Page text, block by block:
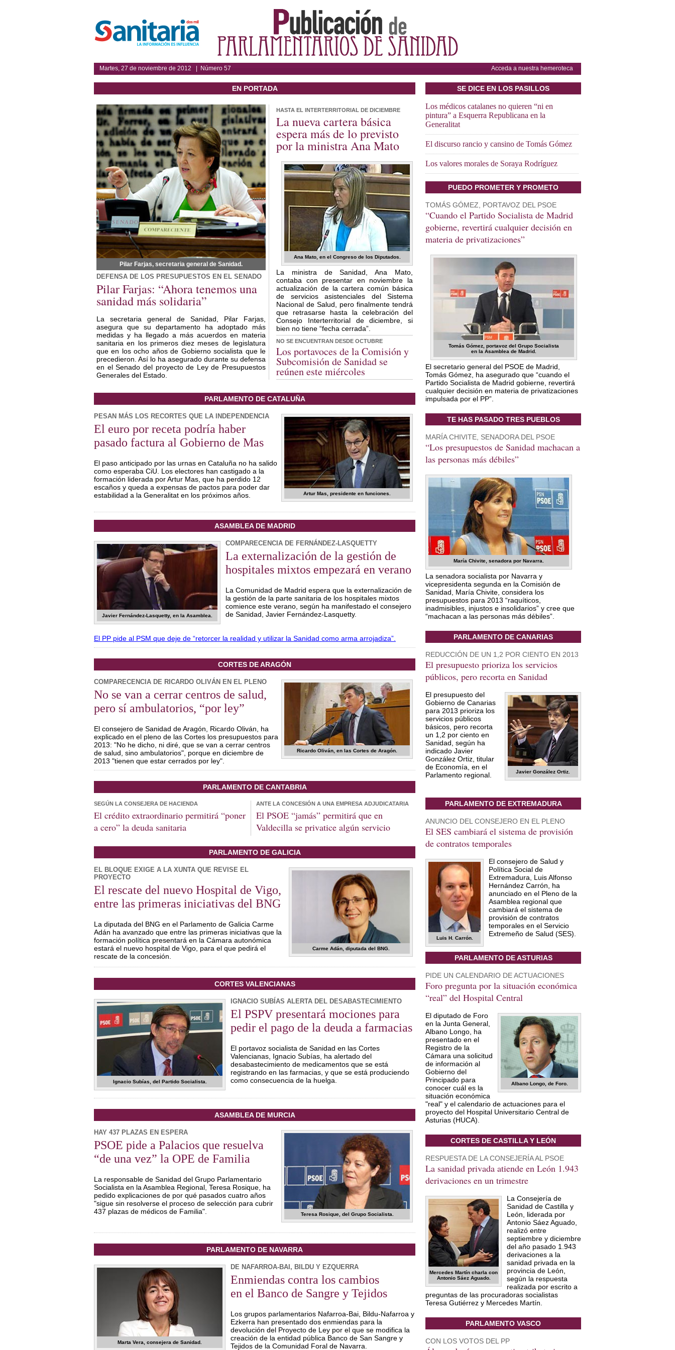
Martes, 27 de noviembre de 2012 | Número 57 Acceda a nuestra hemeroteca
EN PORTADA
Pilar Farjas, secretaria general de Sanidad.
DEFENSA DE LOS PRESUPUESTOS EN EL SENADO
Pilar Farjas: “Ahora tenemos una
sanidad más solidaria”
La secretaria general de Sanidad, Pilar Farjas,
asegura que su departamento ha adoptado más
medidas y ha llegado a más acuerdos en materia
sanitaria en los primeros diez meses de legislatura
que en los ocho años de Gobierno socialista que le
precedieron. Así lo ha asegurado durante su defensa
en el Senado del proyecto de Ley de Presupuestos
Generales del Estado.
HASTA EL INTERTERRITORIAL DE DICIEMBRE
La nueva cartera básica
espera más de lo previsto
por la ministra Ana Mato
Ana Mato, en el Congreso de los Diputados.
La ministra de Sanidad, Ana Mato,
contaba con presentar en noviembre la
actualización de la cartera común básica
de servicios asistenciales del Sistema
Nacional de Salud, pero finalmente tendrá
que retrasarse hasta la celebración del
Consejo Interterritorial de diciembre, si
bien no tiene “fecha cerrada”.
NO SE ENCUENTRAN DESDE OCTUBRE
Los portavoces de la Comisión y
Subcomisión de Sanidad se
reúnen este miércoles
PARLAMENTO DE CATALUÑA
Artur Mas, presidente en funciones.
PESAN MÁS LOS RECORTES QUE LA INDEPENDENCIA
El euro por receta podría haber
pasado factura al Gobierno de Mas
El paso anticipado por las urnas en Cataluña no ha salido
como esperaba CiU. Los electores han castigado a la
formación liderada por Artur Mas, que ha perdido 12
escaños y queda a expensas de pactos para poder dar
estabilidad a la Generalitat en los próximos años.
ASAMBLEA DE MADRID
Javier Fernández-Lasquetty, en la Asamblea.
COMPARECENCIA DE FERNÁNDEZ-LASQUETTY
La externalización de la gestión de
hospitales mixtos empezará en verano
La Comunidad de Madrid espera que la externalización de
la gestión de la parte sanitaria de los hospitales mixtos
comience este verano, según ha manifestado el consejero
de Sanidad, Javier Fernández-Lasquetty.
El PP pide al PSM que deje de “retorcer la realidad y utilizar la Sanidad como arma arrojadiza”
CORTES DE ARAGÓN
Ricardo Oliván, en las Cortes de Aragón.
COMPARECENCIA DE RICARDO OLIVÁN EN EL PLENO
No se van a cerrar centros de salud,
pero sí ambulatorios, “por ley”
El consejero de Sanidad de Aragón, Ricardo Oliván, ha
explicado en el pleno de las Cortes los presupuestos para
2013: "No he dicho, ni diré, que se van a cerrar centros
de salud, sino ambulatorios", porque en diciembre de
2013 "tienen que estar cerrados por ley".
PARLAMENTO DE CANTABRIA
SEGÚN LA CONSEJERA DE HACIENDA
El crédito extraordinario permitirá “poner
a cero” la deuda sanitaria
ANTE LA CONCESIÓN A UNA EMPRESA ADJUDICATARIA
El PSOE “jamás” permitirá que en
Valdecilla se privatice algún servicio
PARLAMENTO DE GALICIA
Carme Adán, diputada del BNG.
EL BLOQUE EXIGE A LA XUNTA QUE REVISE EL
PROYECTO
El rescate del nuevo Hospital de Vigo,
entre las primeras iniciativas del BNG
La diputada del BNG en el Parlamento de Galicia Carme
Adán ha avanzado que entre las primeras iniciativas que la
formación política presentará en la Cámara autonómica
estará el nuevo hospital de Vigo, para el que pedirá el
rescate de la concesión.
CORTES VALENCIANAS
Ignacio Subías, del Partido Socialista.
IGNACIO SUBÍAS ALERTA DEL DESABASTECIMIENTO
El PSPV presentará mociones para
pedir el pago de la deuda a farmacias
El portavoz socialista de Sanidad en las Cortes
Valencianas, Ignacio Subías, ha alertado del
desabastecimiento de medicamentos que se está
registrando en las farmacias, y que se está produciendo
como consecuencia de la huelga.
ASAMBLEA DE MURCIA
Teresa Rosique, del Grupo Socialista.
HAY 437 PLAZAS EN ESPERA
PSOE pide a Palacios que resuelva
“de una vez” la OPE de Familia
La responsable de Sanidad del Grupo Parlamentario
Socialista en la Asamblea Regional, Teresa Rosique, ha
pedido explicaciones de por qué pasados cuatro años
"sigue sin resolverse el proceso de selección para cubrir
437 plazas de médicos de Familia".
PARLAMENTO DE NAVARRA
Marta Vera, consejera de Sanidad.
DE NAFARROA-BAI, BILDU Y EZQUERRA
Enmiendas contra los cambios
en el Banco de Sangre y Tejidos
Los grupos parlamentarios Nafarroa-Bai, Bildu-Nafarroa y
Ezkerra han presentado dos enmiendas para la
devolución del Proyecto de Ley por el que se modifica la
creación de la entidad pública Banco de San Sangre y
Tejidos de la Comunidad Foral de Navarra.
SE DICE EN LOS PASILLOS
Los médicos catalanes no quieren “ni en
pintura” a Esquerra Republicana en la
Generalitat
El discurso rancio y cansino de Tomás Gómez
Los valores morales de Soraya Rodríguez
PUEDO PROMETER Y PROMETO
TOMÁS GÓMEZ, PORTAVOZ DEL PSOE
“Cuando el Partido Socialista de Madrid
gobierne, revertirá cualquier decisión en
materia de privatizaciones”
Tomás Gómez, portavoz del Grupo Socialista
en la Asamblea de Madrid.
El secretario general del PSOE de Madrid,
Tomás Gómez, ha asegurado que “cuando el
Partido Socialista de Madrid gobierne, revertirá
cualquier decisión en materia de privatizaciones
impulsada por el PP”.
TE HAS PASADO TRES PUEBLOS
MARÍA CHIVITE, SENADORA DEL PSOE
“Los presupuestos de Sanidad machacan a
las personas más débiles”
María Chivite, senadora por Navarra.
La senadora socialista por Navarra y
vicepresidenta segunda en la Comisión de
Sanidad, María Chivite, considera los
presupuestos para 2013 “raquíticos,
inadmisibles, injustos e insolidarios” y cree que
“machacan a las personas más débiles”.
PARLAMENTO DE CANARIAS
REDUCCIÓN DE UN 1,2 POR CIENTO EN 2013
El presupuesto prioriza los servicios
públicos, pero recorta en Sanidad
Javier González Ortiz.
El presupuesto del
Gobierno de Canarias
para 2013 prioriza los
servicios públicos
básicos, pero recorta
un 1,2 por ciento en
Sanidad, según ha
indicado Javier
González Ortiz, titular
de Economía, en el
Parlamento regional.
PARLAMENTO DE EXTREMADURA
ANUNCIO DEL CONSEJERO EN EL PLENO
El SES cambiará el sistema de provisión
de contratos temporales
Luis H. Carrón.
El consejero de Salud y
Política Social de
Extremadura, Luis Alfonso
Hernández Carrón, ha
anunciado en el Pleno de la
Asamblea regional que
cambiará el sistema de
provisión de contratos
temporales en el Servicio
Extremeño de Salud (SES).
PARLAMENTO DE ASTURIAS
PIDE UN CALENDARIO DE ACTUACIONES
Foro pregunta por la situación económica
“real” del Hospital Central
Albano Longo, de Foro.
El diputado de Foro
en la Junta General,
Albano Longo, ha
presentado en el
Registro de la
Cámara una solicitud
de información al
Gobierno del
Principado para
conocer cuál es la
situación económica
"real" y el calendario de actuaciones para el
proyecto del Hospital Universitario Central de
Asturias (HUCA).
CORTES DE CASTILLA Y LEÓN
RESPUESTA DE LA CONSEJERÍA AL PSOE
La sanidad privada atiende en León 1.943
derivaciones en un trimestre
Mercedes Martín charla con
Antonio Sáez Aguado.
La Consejería de
Sanidad de Castilla y
León, liderada por
Antonio Sáez Aguado,
realizó entre
septiembre y diciembre
del año pasado 1.943
derivaciones a la
sanidad privada en la
provincia de León,
según la respuesta
realizada por escrito a
preguntas de las procuradoras socialistas
Teresa Gutiérrez y Mercedes Martín.
PARLAMENTO VASCO
CON LOS VOTOS DEL PP